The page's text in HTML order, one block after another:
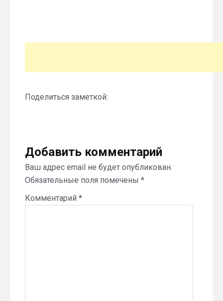
Поделиться заметкой:
Добавить комментарий
Ваш адрес email не будет опубликован.
Обязательные поля помечены *
Комментарий *